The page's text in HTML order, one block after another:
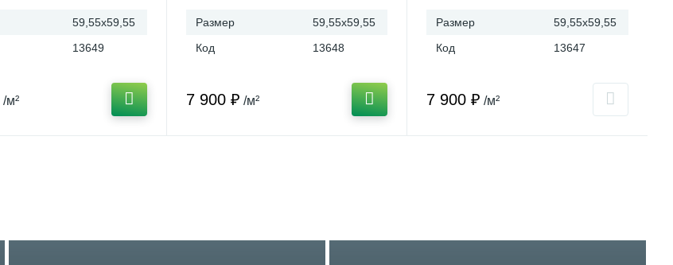
59,55x59,55
13649
/м²
Размер
59,55x59,55
Код
13648
7 900 ₽ /м²
Размер
59,55x59,55
Код
13647
7 900 ₽ /м²